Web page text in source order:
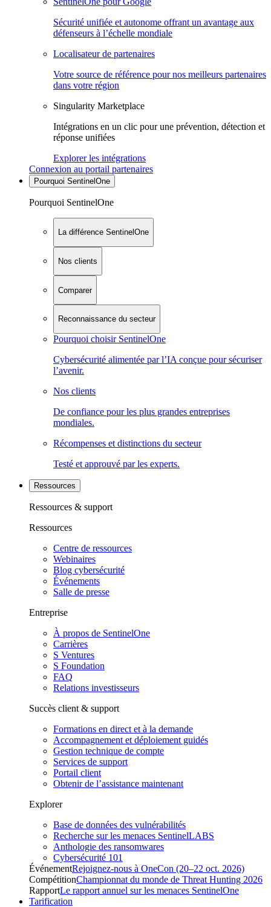
Sécurité unifiée et autonome offrant un avantage aux
défenseurs à l’échelle mondiale
Localisateur de partenaires
Votre source de référence pour nos meilleurs partenaires
dans votre région
Singularity Marketplace
Intégrations en un clic pour une prévention, détection et
réponse unifiées
Explorer les intégrations
Connexion au portail partenaires
Pourquoi SentinelOne
Pourquoi SentinelOne
La différence SentinelOne
Nos clients
Comparer
Reconnaissance du secteur
Pourquoi choisir SentinelOne
Cybersécurité alimentée par l’IA conçue pour sécuriser
l’avenir.
Nos clients
De confiance pour les plus grandes entreprises
mondiales.
Récompenses et distinctions du secteur
Testé et approuvé par les experts.
Ressources
Ressources & support
Ressources
Centre de ressources
Webinaires
Blog cybersécurité
Événements
Salle de presse
Entreprise
À propos de SentinelOne
Carrières
S Ventures
S Foundation
FAQ
Relations investisseurs
Succès client & support
Formations en direct et à la demande
Accompagnement et déploiement guidés
Gestion technique de compte
Services de support
Portail client
Obtenir de l’assistance maintenant
Explorer
Base de données des vulnérabilités
Recherche sur les menaces SentinelLABS
Anthologie des ransomwares
Cybersécurité 101
ÉvénementRejoignez-nous à OneCon (20–22 oct. 2026)
CompétitionChampionnat du monde de Threat Hunting 2026
RapportLe rapport annuel sur les menaces SentinelOne
Tarification